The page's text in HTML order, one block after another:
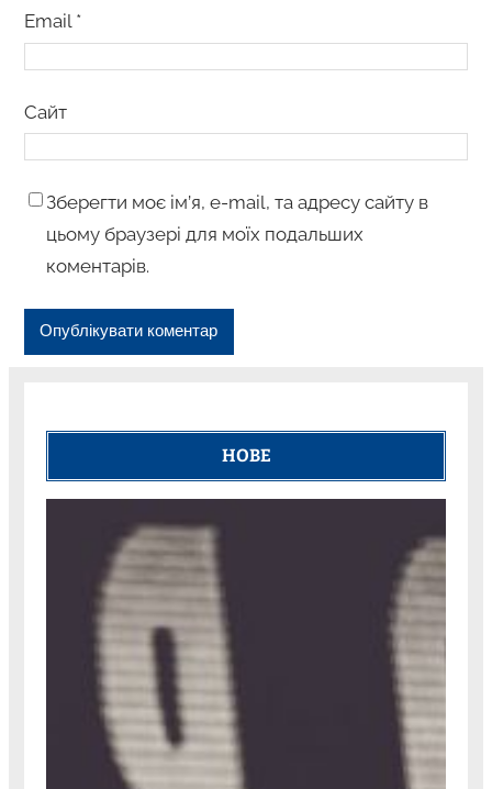
Email *
Сайт
Зберегти моє ім’я, e-mail, та адресу сайту в
цьому браузері для моїх подальших
коментарів.
НОВЕ